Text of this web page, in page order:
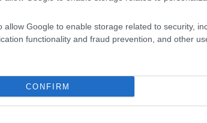
allow Google to enable storage related to security,
functionality and fraud prevention, and other
CONFIRM
Invia un Comunicato Stampa|Pubblicità